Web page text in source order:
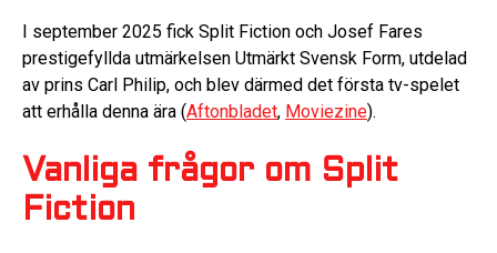
I september 2025 fick Split Fiction och Josef Fares
prestigefyllda utmärkelsen Utmärkt Svensk Form, utdelad
av prins Carl Philip, och blev därmed det första tv-spelet
att erhålla denna ära (Aftonbladet, Moviezine).
Vanliga frågor om Split
Fiction